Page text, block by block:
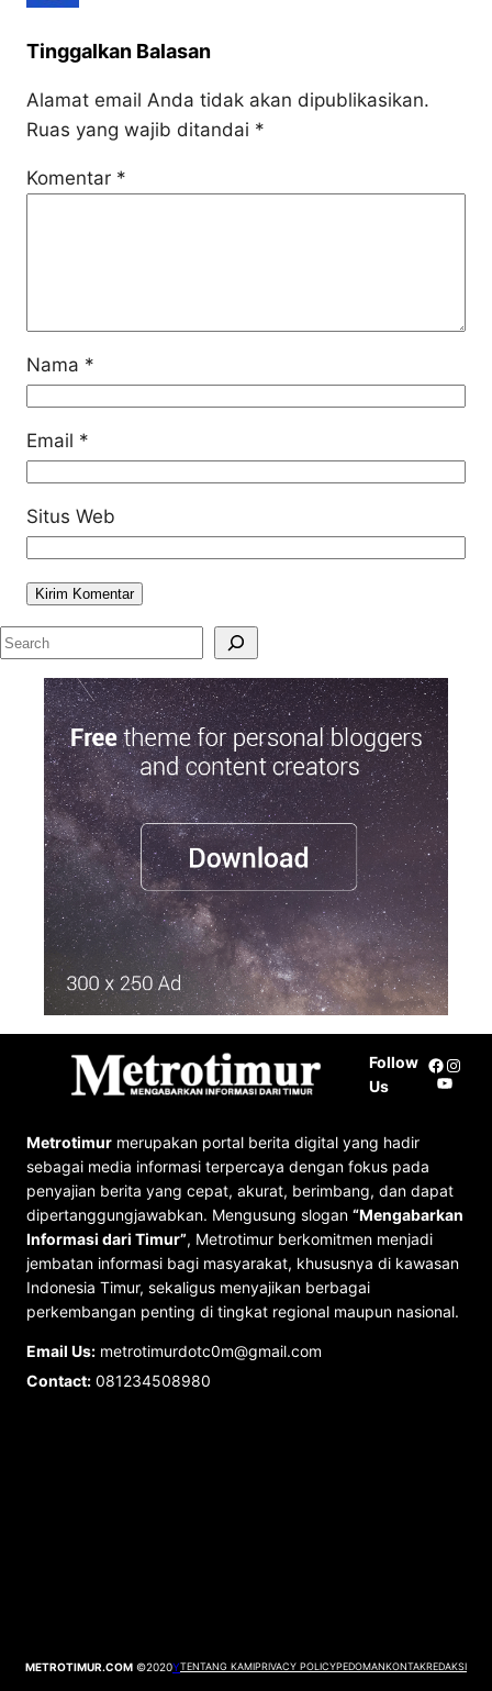
Tinggalkan Balasan
Alamat email Anda tidak akan dipublikasikan.
Ruas yang wajib ditandai *
Komentar *
Nama *
Email *
Situs Web
S
Follow
Us
Metrotimur merupakan portal berita digital yang hadir
sebagai media informasi terpercaya dengan fokus pada
penyajian berita yang cepat, akurat, berimbang, dan dapat
dipertanggungjawabkan. Mengusung slogan “Mengabarkan
Informasi dari Timur”, Metrotimur berkomitmen menjadi
jembatan informasi bagi masyarakat, khususnya di kawasan
Indonesia Timur, sekaligus menyajikan berbagai
perkembangan penting di tingkat regional maupun nasional.
Email Us: metrotimurdotc0m@gmail.com
Contact: 081234508980
METROTIMUR.COM ©2020YTENTANG KAMIPRIVACY POLICYPEDOMANKONTAKREDAKSI